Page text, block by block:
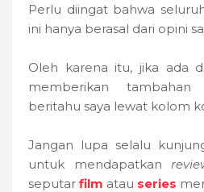
Perlu diingat bahwa
ini hanya berasal dari opini
Oleh karena itu, jika ada
memberikan tambahan
beritahu saya lewat kolom
Jangan lupa selalu
untuk mendapatkan
seputar film atau series